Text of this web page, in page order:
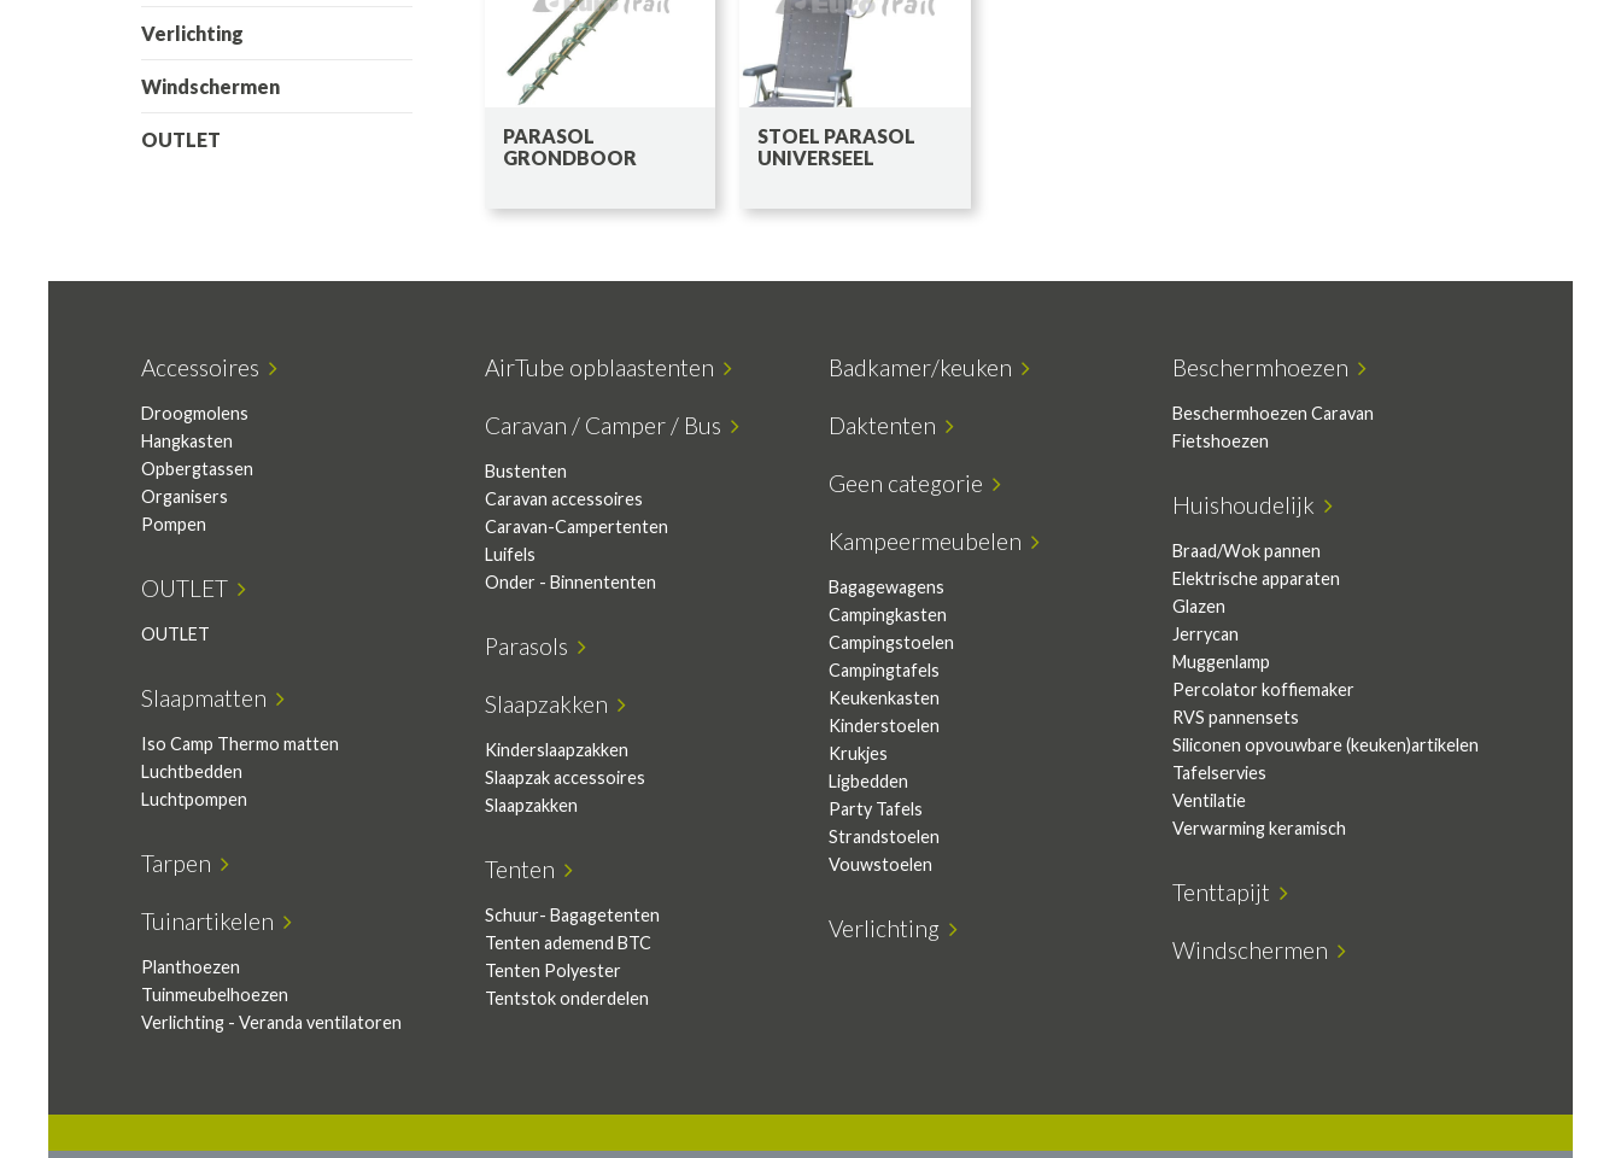
PARASOL
GRONDBOOR
STOEL PARASOL
UNIVERSEEL
Verlichting
Windschermen
OUTLET
Accessoires
Droogmolens
Hangkasten
Opbergtassen
Organisers
Pompen
AirTube opblaastenten Badkamer/keuken Beschermhoezen
Beschermhoezen Caravan
Fietshoezen
Caravan / Camper / Bus
Bustenten
Caravan accessoires
Caravan-Campertenten
Luifels
Onder - Binnententen
Daktenten
Geen categorie
Huishoudelijk
Braad/Wok pannen
Elektrische apparaten
Glazen
Jerrycan
Muggenlamp
Percolator koffiemaker
RVS pannensets
Siliconen opvouwbare (keuken)artikelen
Tafelservies
Ventilatie
Verwarming keramisch
Kampeermeubelen
Bagagewagens
Campingkasten
Campingstoelen
Campingtafels
Keukenkasten
Kinderstoelen
Krukjes
Ligbedden
Party Tafels
Strandstoelen
Vouwstoelen
OUTLET
OUTLET
Parasols
Slaapmatten
Iso Camp Thermo matten
Luchtbedden
Luchtpompen
Slaapzakken
Kinderslaapzakken
Slaapzak accessoires
Slaapzakken
Tarpen Tenten
Schuur- Bagagetenten
Tenten ademend BTC
Tenten Polyester
Tentstok onderdelen
Tenttapijt
Tuinartikelen
Planthoezen
Tuinmeubelhoezen
Verlichting - Veranda ventilatoren
Verlichting
Windschermen